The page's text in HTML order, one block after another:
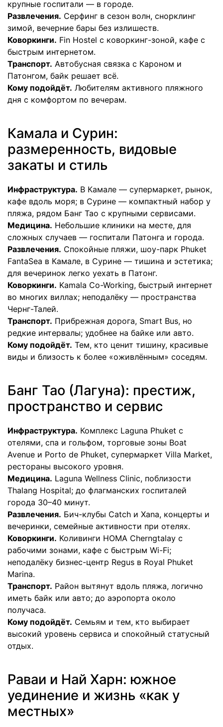
крупные госпитали — в городе.
Развлечения. Серфинг в сезон волн, снорклинг
зимой, вечерние бары без излишеств.
Коворкинги. Fin Hostel с коворкинг-зоной, кафе с
быстрым интернетом.
Транспорт. Автобусная связка с Кароном и
Патонгом, байк решает всё.
Кому подойдёт. Любителям активного пляжного
дня с комфортом по вечерам.
Камала и Сурин:
размеренность, видовые
закаты и стиль
Инфраструктура. В Камале — супермаркет, рынок,
кафе вдоль моря; в Сурине — компактный набор у
пляжа, рядом Банг Тао с крупными сервисами.
Медицина. Небольшие клиники на месте, для
сложных случаев — госпитали Патонга и города.
Развлечения. Спокойные пляжи, шоу-парк Phuket
FantaSea в Камале, в Сурине — тишина и эстетика;
для вечеринок легко уехать в Патонг.
Коворкинги. Kamala Co-Working, быстрый интернет
во многих виллах; неподалёку — пространства
Чернг-Талей.
Транспорт. Прибрежная дорога, Smart Bus, но
редкие интервалы; удобнее на байке или авто.
Кому подойдёт. Тем, кто ценит тишину, красивые
виды и близость к более «оживлённым» соседям.
Банг Тао (Лагуна): престиж,
пространство и сервис
Инфраструктура. Комплекс Laguna Phuket с
отелями, спа и гольфом, торговые зоны Boat
Avenue и Porto de Phuket, супермаркет Villa Market,
рестораны высокого уровня.
Медицина. Laguna Wellness Clinic, поблизости
Thalang Hospital; до флагманских госпиталей
города 30–40 минут.
Развлечения. Бич-клубы Catch и Xana, концерты и
вечеринки, семейные активности при отелях.
Коворкинги. Коливинги HOMA Cherngtalay с
рабочими зонами, кафе с быстрым Wi-Fi;
неподалёку бизнес-центр Regus в Royal Phuket
Marina.
Транспорт. Район вытянут вдоль пляжа, логично
иметь байк или авто; до аэропорта около
получаса.
Кому подойдёт. Семьям и тем, кто выбирает
высокий уровень сервиса и спокойный статусный
отдых.
Раваи и Най Харн: южное
уединение и жизнь «как у
местных»